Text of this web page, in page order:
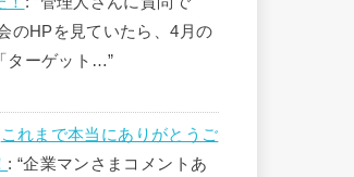
のHPを見ていたら、4月の
ターゲット…”
これまで本当にありがとうご
: “企業マンさまコメントあ